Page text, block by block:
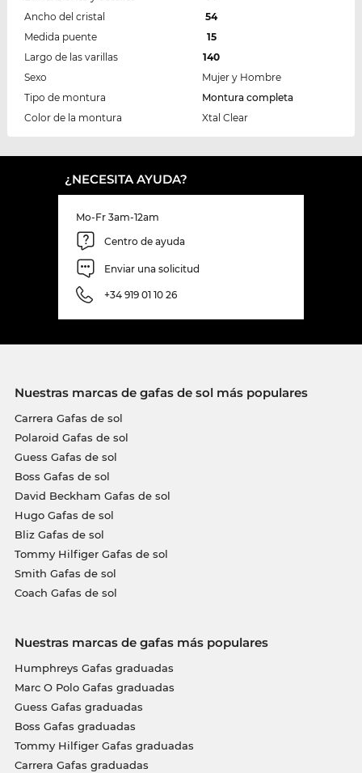
Ancho del cristal
54
Medida puente
15
Largo de las varillas
140
Sexo
Mujer y Hombre
Tipo de montura
Montura completa
Color de la montura
Xtal Clear
¿NECESITA AYUDA?
Mo-Fr 3am-12am
Centro de ayuda
Enviar una solicitud
+34 919 01 10 26
Nuestras marcas de gafas de sol más populares
Carrera Gafas de sol
Polaroid Gafas de sol
Guess Gafas de sol
Boss Gafas de sol
David Beckham Gafas de sol
Hugo Gafas de sol
Bliz Gafas de sol
Tommy Hilfiger Gafas de sol
Smith Gafas de sol
Coach Gafas de sol
Nuestras marcas de gafas más populares
Humphreys Gafas graduadas
Marc O Polo Gafas graduadas
Guess Gafas graduadas
Boss Gafas graduadas
Tommy Hilfiger Gafas graduadas
Carrera Gafas graduadas